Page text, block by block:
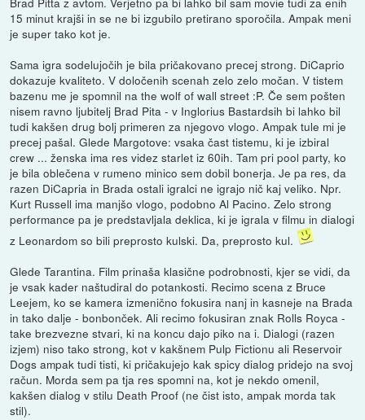
15 minut krajši in se ne bi izgubilo pretirano sporočila. Ampak meni
je super tako kot je.
Sama igra sodelujočih je bila pričakovano precej strong. DiCaprio
dokazuje kvaliteto. V določenih scenah zelo zelo močan. V tistem
bazenu me je spomnil na the wolf of wall street :P. Če sem pošten
nisem ravno ljubitelj Brad Pita - v Inglorius Bastardsih bi lahko bil
tudi kakšen drug bolj primeren za njegovo vlogo. Ampak tule mi je
precej pašal. Glede Margotove: vsaka čast tistemu, ki je izbiral
crew ... ženska ima res videz starlet iz 60ih. Tam pri pool party, ko
je bila oblečena v rumeno minico sem dobil bonerja. Je pa res, da
razen DiCapria in Brada ostali igralci ne igrajo nič kaj veliko. Npr.
Kurt Russell ima manjšo vlogo, podobno Al Pacino. Zelo strong
performance pa je predstavljala deklica, ki je igrala v filmu in dialogi
z Leonardom so bili preprosto kulski. Da, preprosto kul.
Glede Tarantina. Film prinaša klasične podrobnosti, kjer se vidi, da
je vsak kader naštudiral do potankosti. Recimo scena z Bruce
Leejem, ko se kamera izmenično fokusira nanj in kasneje na Brada
in tako dalje - bonbonček. Ali recimo fokusiran znak Rolls Royca -
take brezvezne stvari, ki na koncu dajo piko na i. Dialogi (razen
izjem) niso tako strong, kot v kakšnem Pulp Fictionu ali Reservoir
Dogs ampak tudi tisti, ki pričakujejo kak spicy dialog pridejo na svoj
račun. Morda sem pa tja res spomni na, kot je nekdo omenil,
kakšen dialog v stilu Death Proof (ne čist isto, ampak morda tak
stil).